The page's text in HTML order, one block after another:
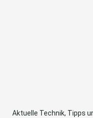
Aktuelle Technik, Tipps